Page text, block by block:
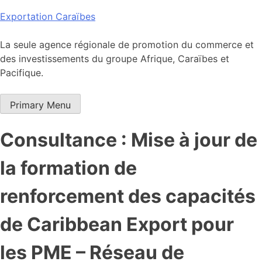
Skip
content
Exportation Caraïbes
La seule agence régionale de promotion du commerce et
des investissements du groupe Afrique, Caraïbes et
Pacifique.
Primary Menu
Consultance : Mise à jour de
la formation de
renforcement des capacités
de Caribbean Export pour
les PME – Réseau de